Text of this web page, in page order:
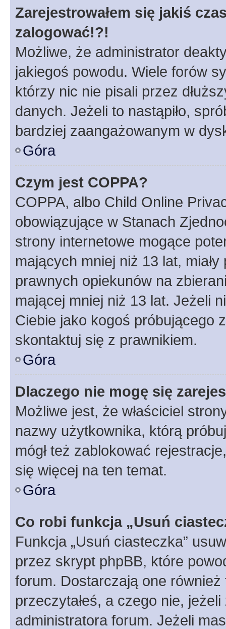
Zarejestrowałem się jakiś
zalogować!?!
Możliwe, że administrator
jakiegoś powodu. Wiele forów
którzy nic nie pisali przez
danych. Jeżeli to nastąpiło,
bardziej zaangażowanym w
Góra
Czym jest COPPA?
COPPA, albo Child Online
obowiązujące w Stanach
strony internetowe mogące
mających mniej niż 13 lat,
prawnych opiekunów na
mającej mniej niż 13 lat. Jeżeli
Ciebie jako kogoś próbującego
skontaktuj się z prawnikiem.
Góra
Dlaczego nie mogę się
Możliwe jest, że właściciel
nazwy użytkownika, którą
mógł też zablokować
się więcej na ten temat.
Góra
Co robi funkcja „Usuń
Funkcja „Usuń ciasteczka”
przez skrypt phpBB, które
forum. Dostarczają one
przeczytałeś, a czego nie,
administratora forum. Jeżeli